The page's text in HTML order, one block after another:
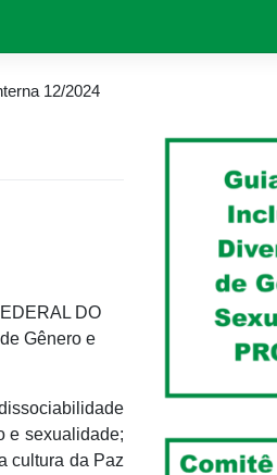
12/2024
DO
Gênero e
e sexualidade;
cultura da Paz